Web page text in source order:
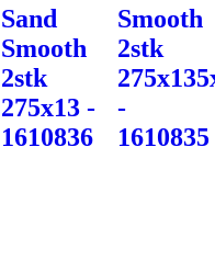
Sand
Smooth
2stk
275x13 -
1610836
Smooth
2stk
-
1610835